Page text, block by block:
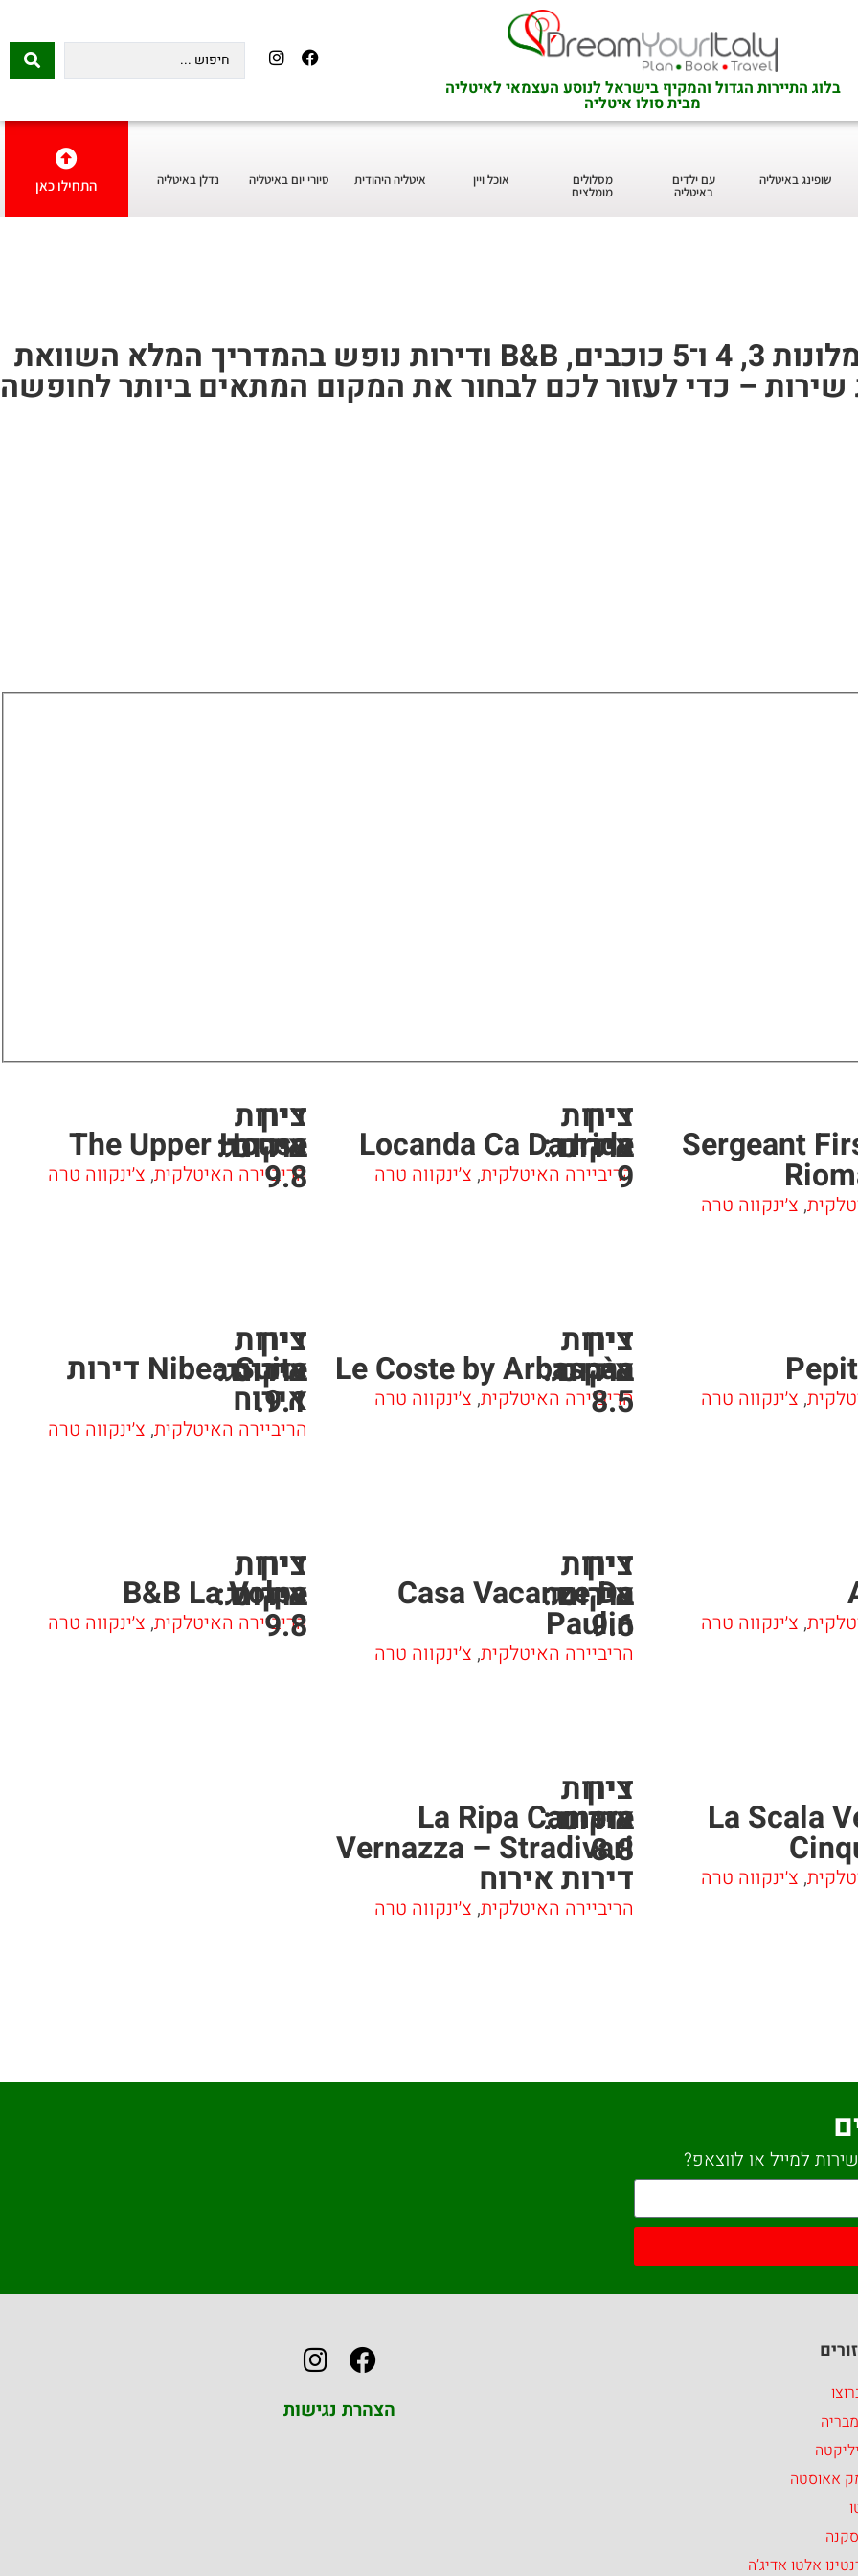
בלוג התיירות הגדול והמקיף בישראל לנוסע העצמאי לאיטליה
מבית סולו איטליה
שופינג באיטליה עם ילדים
באיטליה
מסלולים
מומלצים
אוכל ויין איטליה היהודית סיורי יום באיטליה נדלן באיטליה התחילו כאן
בעמוד זה תמצאו מידע עדכני על מלונות 3, 4 ו־5 כוכבים, B&B ודירות נופש בהמדריך המלא השוואת
שירות – כדי לעזור לכם לבחור את המקום המתאים ביותר לחופשה
Sergeant
, צ׳ינקווה טרה
ציון
בוקינג:
9
דירות
אירוח
Locanda Ca Da Iride
הריביירה האיטלקית, צ׳ינקווה טרה
ציון
בוקינג:
9.8
דירות
אירוח
The Upper House
הריביירה האיטלקית, צ׳ינקווה טרה
, צ׳ינקווה טרה
ציון
בוקינג:
8.5
דירות
אירוח
Le Coste by Arbaspàa
הריביירה האיטלקית, צ׳ינקווה טרה
ציון
בוקינג:
9.1.
דירות
אירוח Nibea Suite דירות
אירוח
הריביירה האיטלקית, צ׳ינקווה טרה
, צ׳ינקווה טרה
ציון
בוקינג:
9.6
דירות
אירוח
Casa Vacanze Da
Paulin
הריביירה האיטלקית, צ׳ינקווה טרה
ציון
בוקינג:
9.8
דירות
אירוח
B&B La Volpe
הריביירה האיטלקית, צ׳ינקווה טרה
La Scala
, צ׳ינקווה טרה
ציון
בוקינג:
8.8
דירות
אירוח
La Ripa Camere
Vernazza – Stradivari
דירות אירוח
הריביירה האיטלקית, צ׳ינקווה טרה
למייל או לווצאפ?
אאוסטה
אלטו אדיג’ה
הצהרת נגישות